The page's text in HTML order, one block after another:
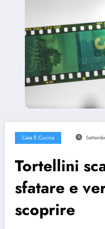
Casa E Cucina
Tortellini
sfatare e
scoprire